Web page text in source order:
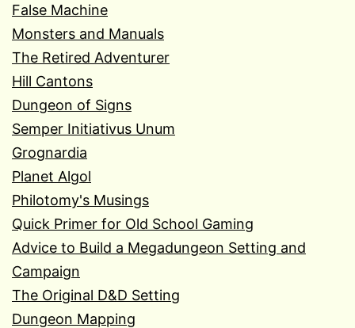
False Machine
Monsters and Manuals
The Retired Adventurer
Hill Cantons
Dungeon of Signs
Semper Initiativus Unum
Grognardia
Planet Algol
Philotomy's Musings
Quick Primer for Old School Gaming
Advice to Build a Megadungeon Setting and
Campaign
The Original D&D Setting
Dungeon Mapping